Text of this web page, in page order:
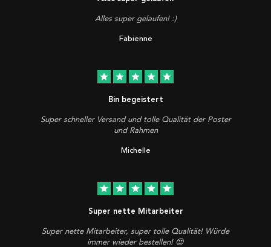
Alles super gelaufen! :)
Fabienne
star star star star star
Bin begeistert
Super schneller Versand und tolle Qualität der Poster
und Rahmen
Michelle
star star star star star
Super nette Mitarbeiter
Super nette Mitarbeiter, super tolle Qualität! Würde
immer wieder bestellen! 😍